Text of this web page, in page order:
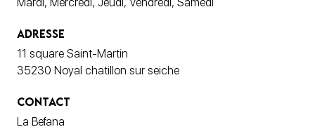
ADRESSE
11 square Saint-Martin
35230 Noyal chatillon sur seiche
CONTACT
La Befana